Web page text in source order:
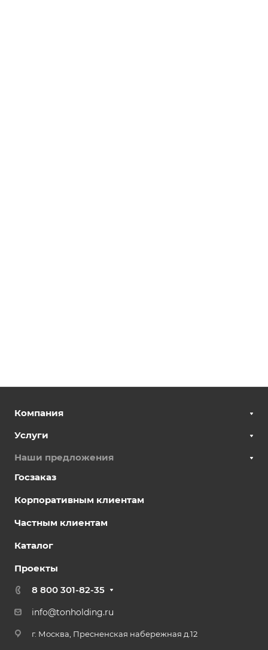
Компания
Услуги
Наши предложения
Госзаказ
Корпоративным клиентам
Частным клиентам
Каталог
Проекты
8 800 301-82-35
info@tonholding.ru
г. Москва, Пресненская набережная д.12